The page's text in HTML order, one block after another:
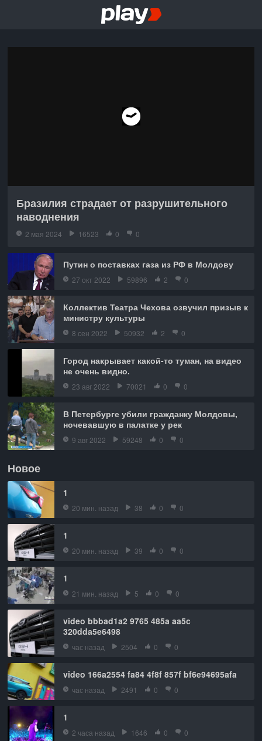
Бразилия страдает от разрушительного
наводнения
2 мая 2024 16523 0 0
Путин о поставках газа из РФ в Молдову
27 окт 2022 59896 2 0
Коллектив Театра Чехова озвучил призыв к
министру культуры
8 сен 2022 50932 2 0
Город накрывает какой-то туман, на видео
не очень видно.
23 авг 2022 70021 0 0
В Петербурге убили гражданку Молдовы,
ночевавшую в палатке у рек
9 авг 2022 59248 0 0
Новое
1
20 мин. назад 38 0 0
1
20 мин. назад 39 0 0
1
21 мин. назад 5 0 0
video bbbad1a2 9765 485a aa5c
320dda5e6498
час назад 2504 0 0
video 166a2554 fa84 4f8f 857f bf6e94695afa
час назад 2491 0 0
1
2 часа назад 1646 0 0